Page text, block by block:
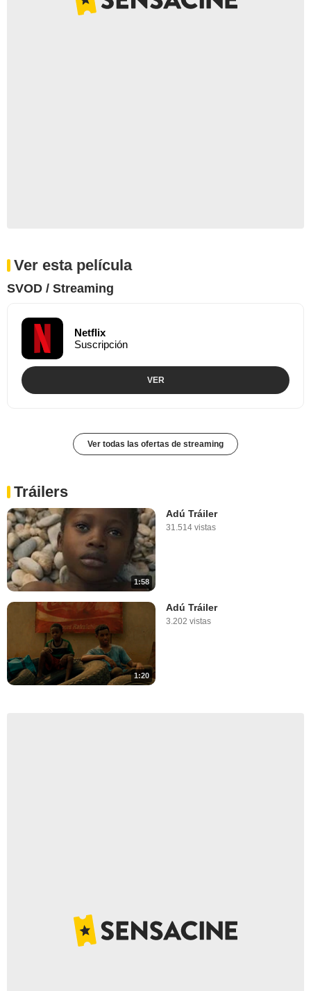
Ver esta película
SVOD / Streaming
Netflix
Suscripción
VER
Ver todas las ofertas de streaming
Tráilers
1:58
Adú Tráiler
31.514 vistas
1:20
Adú Tráiler
3.202 vistas